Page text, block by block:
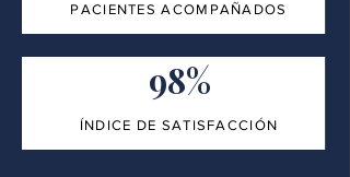
PACIENTES ACOMPAÑADOS
98%
ÍNDICE DE SATISFACCIÓN